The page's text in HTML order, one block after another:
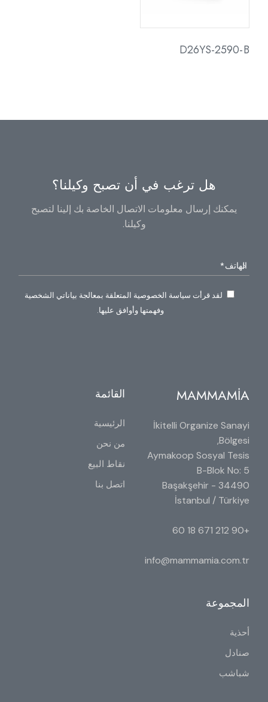
D26YS-2590-B
هل ترغب في أن تصبح وكيلنا؟
يمكنك إرسال معلومات الاتصال الخاصة بك إلينا لتصبح
وكيلنا.
لقد قرأت سياسة الخصوصية المتعلقة بمعالجة بياناتي الشخصية
وفهمتها وأوافق عليها.
MAMMAMİA
İkitelli Organize Sanayi
Bölgesi,
Aymakoop Sosyal Tesis
B-Blok No: 5
34490 Başakşehir -
İstanbul / Türkiye
+90 212 671 18 60
info@mammamia.com.tr
القائمة
الرئيسية
من نحن
نقاط البيع
اتصل بنا
المجموعة
أحذية
صنادل
شباشب